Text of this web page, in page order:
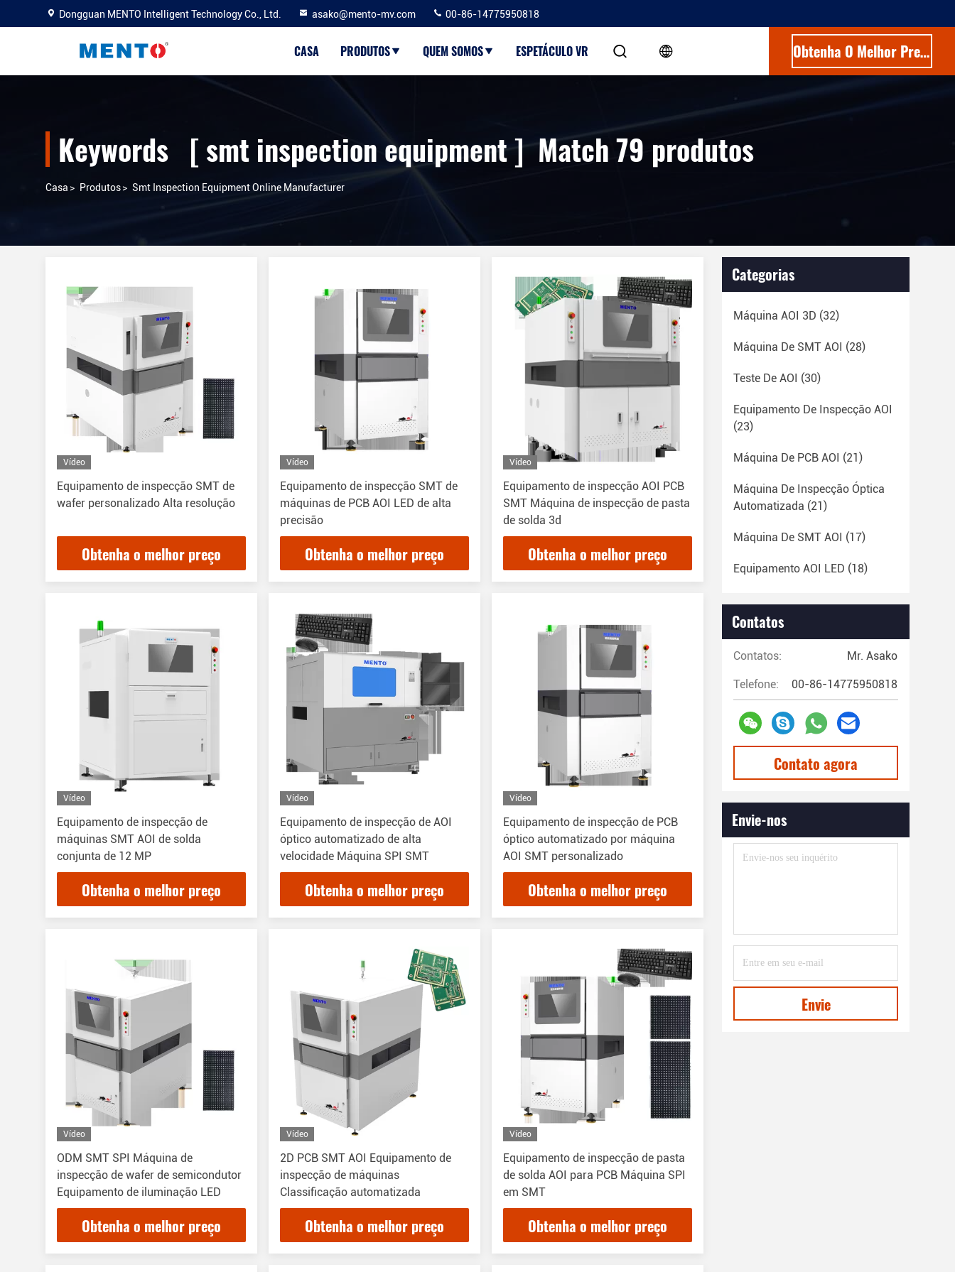
Dongguan MENTO Intelligent Technology Co., Ltd. asako@mento-mv.com 00-86-14775950818
CASA PRODUTOS QUEM SOMOS ESPETÁCULO VR Obtenha O Melhor Preço
Keywords [ smt inspection equipment ] Match 79 produtos
Casa > Produtos> Smt Inspection Equipment Online Manufacturer
Vídeo
Equipamento de inspecção SMT de
wafer personalizado Alta resolução
Obtenha o melhor preço
Vídeo
Equipamento de inspecção SMT de
máquinas de PCB AOI LED de alta
precisão
Obtenha o melhor preço
Vídeo
Equipamento de inspecção AOI PCB
SMT Máquina de inspecção de pasta
de solda 3d
Obtenha o melhor preço
Vídeo
Equipamento de inspecção de
máquinas SMT AOI de solda
conjunta de 12 MP
Obtenha o melhor preço
Vídeo
Equipamento de inspecção de AOI
óptico automatizado de alta
velocidade Máquina SPI SMT
Obtenha o melhor preço
Vídeo
Equipamento de inspecção de PCB
óptico automatizado por máquina
AOI SMT personalizado
Obtenha o melhor preço
Vídeo
ODM SMT SPI Máquina de
inspecção de wafer de semicondutor
Equipamento de iluminação LED
Obtenha o melhor preço
Vídeo
2D PCB SMT AOI Equipamento de
inspecção de máquinas
Classificação automatizada
Obtenha o melhor preço
Vídeo
Equipamento de inspecção de pasta
de solda AOI para PCB Máquina SPI
em SMT
Obtenha o melhor preço
Categorias
Máquina AOI 3D (32)
Máquina De SMT AOI (28)
Teste De AOI (30)
Equipamento De Inspecção AOI
(23)
Máquina De PCB AOI (21)
Máquina De Inspecção Óptica
Automatizada (21)
Máquina De SMT AOI (17)
Equipamento AOI LED (18)
Contatos
Contatos: Mr. Asako
Telefone: 00-86-14775950818
Contato agora
Envie-nos
Envie